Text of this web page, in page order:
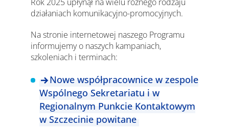
działaniach komunikacyjno-promocyjnych.
Na stronie internetowej naszego Programu
informujemy o naszych kampaniach,
szkoleniach i terminach:
Nowe współpracownice w zespole
Wspólnego Sekretariatu i w
Regionalnym Punkcie Kontaktowym
w Szczecinie powitane